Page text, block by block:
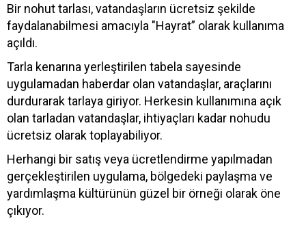
Bir nohut tarlası, vatandaşların ücretsiz şekilde
faydalanabilmesi amacıyla "Hayrat” olarak kullanıma
açıldı.
Tarla kenarına yerleştirilen tabela sayesinde
uygulamadan haberdar olan vatandaşlar, araçlarını
durdurarak tarlaya giriyor. Herkesin kullanımına açık
olan tarladan vatandaşlar, ihtiyaçları kadar nohudu
ücretsiz olarak toplayabiliyor.
Herhangi bir satış veya ücretlendirme yapılmadan
gerçekleştirilen uygulama, bölgedeki paylaşma ve
yardımlaşma kültürünün güzel bir örneği olarak öne
çıkıyor.